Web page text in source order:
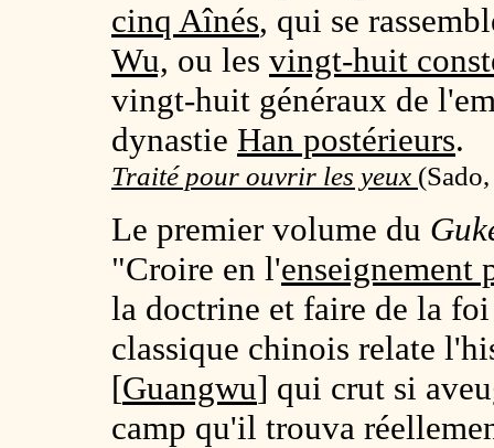
cinq Aînés, qui se
Wu, ou les vingt-huit
vingt-huit généraux de
dynastie Han postérieurs.
Traité pour ouvrir les yeux (
Le premier volume du
"Croire en l'enseignement
la doctrine et faire de la
classique chinois relate
[Guangwu] qui crut si
camp qu'il trouva